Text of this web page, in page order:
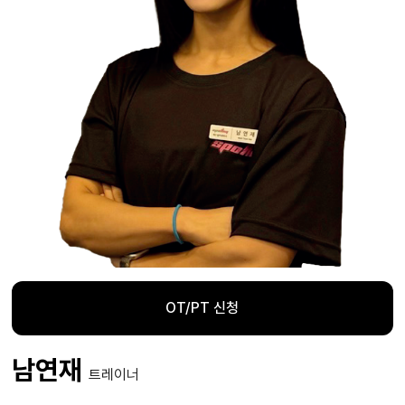
남연재트레이너
OT/PT 신청